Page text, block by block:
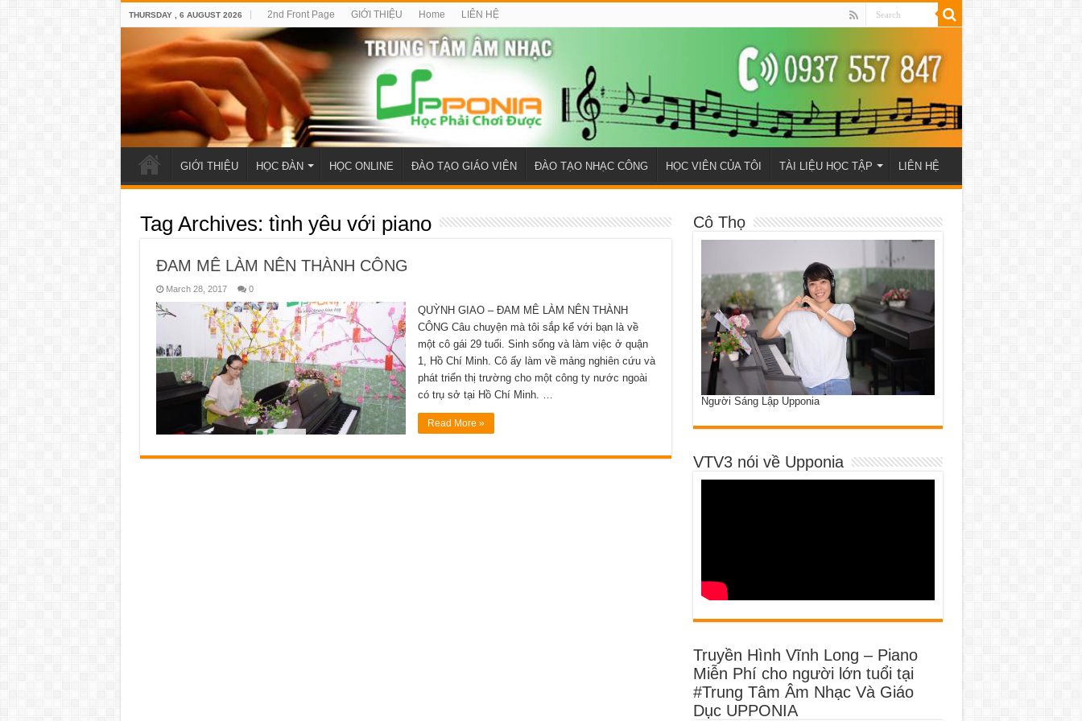
THURSDAY , 6 AUGUST 2026 2nd Front Page GIỚI THIỆU Home LIÊN HỆ
GIỚI THIỆU HỌC ĐÀN HỌC ONLINE ĐÀO TẠO GIÁO VIÊN ĐÀO TẠO NHẠC CÔNG HỌC VIÊN CỦA TÔI TÀI LIỆU HỌC TẬP LIÊN HỆ
Tag Archives: tình yêu với piano
ĐAM MÊ LÀM NÊN THÀNH CÔNG
March 28, 2017 0
QUỲNH GIAO – ĐAM MÊ LÀM NÊN THÀNH
CÔNG Câu chuyện mà tôi sắp kể với bạn là về
một cô gái 29 tuổi. Sinh sống và làm việc ở quận
1, Hồ Chí Minh. Cô ấy làm về mảng nghiên cứu và
phát triển thị trường cho một công ty nước ngoài
có trụ sở tại Hồ Chí Minh. …
Read More »
Cô Thọ
Người Sáng Lập Upponia
VTV3 nói về Upponia
Truyền Hình Vĩnh Long – Piano
Miễn Phí cho người lớn tuổi tại
#Trung Tâm Âm Nhạc Và Giáo
Dục UPPONIA